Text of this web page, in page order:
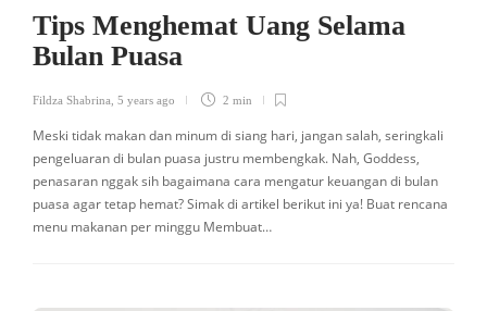
Tips Menghemat Uang Selama
Bulan Puasa
Fildza Shabrina 5 years ago 2 min
Meski tidak makan dan minum di siang hari, jangan salah, seringkali
pengeluaran di bulan puasa justru membengkak. Nah, Goddess,
penasaran nggak sih bagaimana cara mengatur keuangan di bulan
puasa agar tetap hemat? Simak di artikel berikut ini ya! Buat rencana
menu makanan per minggu Membuat…